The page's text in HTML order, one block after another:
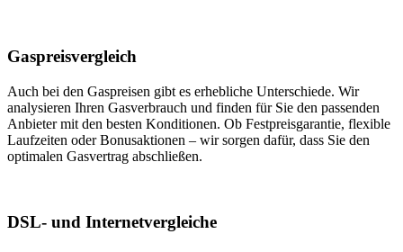
Gaspreisvergleich
Auch bei den Gaspreisen gibt es erhebliche Unterschiede. Wir
analysieren Ihren Gasverbrauch und finden für Sie den passenden
Anbieter mit den besten Konditionen. Ob Festpreisgarantie, flexible
Laufzeiten oder Bonusaktionen – wir sorgen dafür, dass Sie den
optimalen Gasvertrag abschließen.
DSL- und Internetvergleiche